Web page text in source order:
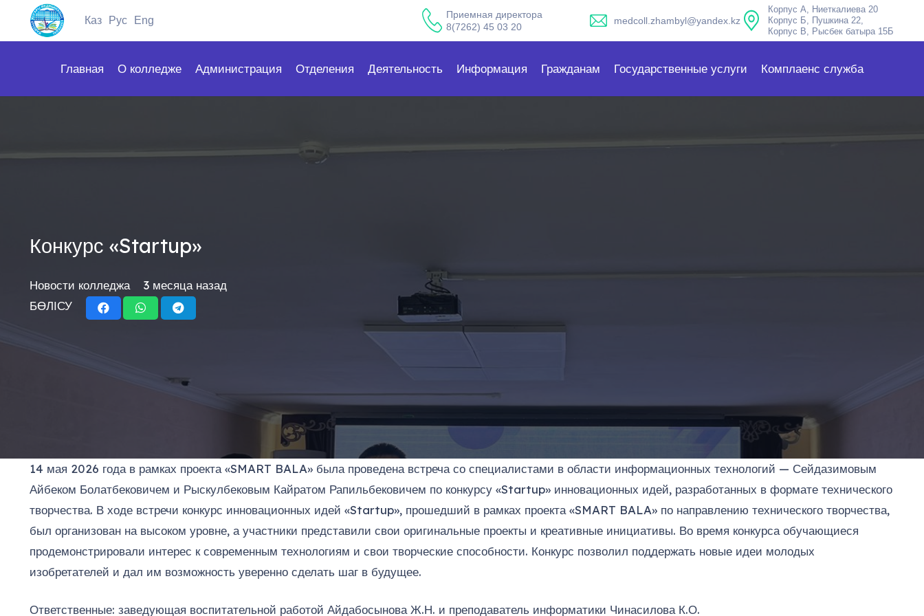
Каз Рус Eng
Приемная директора
8(7262) 45 03 20
medcoll.zhambyl@yandex.kz
Корпус А, Ниеткалиева 20
Корпус Б, Пушкина 22,
Корпус В, Рысбек батыра 15Б
Главная О колледже Администрация Отделения Деятельность Информация Гражданам Государственные услуги Комплаенс служба
Конкурс «Startup»
Новости колледжа
3 месяца назад
БӨЛІСУ
14 мая 2026 года в рамках проекта «SMART BALA» была проведена встреча со специалистами в области информационных технологий — Сейдазимовым
Айбеком Болатбековичем и Рыскулбековым Кайратом Рапильбековичем по конкурсу «Startup» инновационных идей, разработанных в формате технического
творчества. В ходе встречи конкурс инновационных идей «Startup», прошедший в рамках проекта «SMART BALA» по направлению технического творчества,
был организован на высоком уровне, а участники представили свои оригинальные проекты и креативные инициативы. Во время конкурса обучающиеся
продемонстрировали интерес к современным технологиям и свои творческие способности. Конкурс позволил поддержать новые идеи молодых
изобретателей и дал им возможность уверенно сделать шаг в будущее.
Ответственные: заведующая воспитательной работой Айдабосынова Ж.Н. и преподаватель информатики Чинасилова К.О.